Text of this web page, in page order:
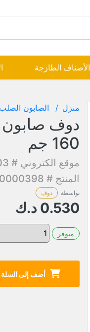
الأصناف الطازجة
منزل الصابون الصلب
دوف صابون
160 جم
موقع الكتروني # 114003
المنتج # 7000000398
بواسطة دوف
0.530 د.ك
متوفر
أضف إلى السلة